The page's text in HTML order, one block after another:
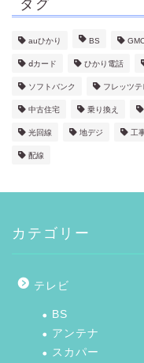
auひかり BS
ⅾカード ひかり電話
ソフトバンク フレッツテ
中古住宅 乗り換え
光回線 地デジ 工
配線
カテゴリー
テレビ
BS
アンテナ
スカパー